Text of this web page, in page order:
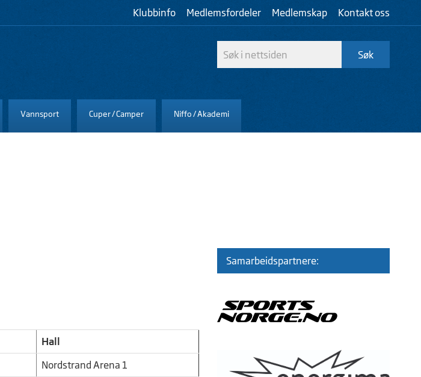
Klubbinfo Medlemsfordeler Medlemskap Kontakt oss
Vannsport Cuper / Camper Niffo / Akademi
Hall
Nordstrand Arena 1
Samarbeidspartnere: